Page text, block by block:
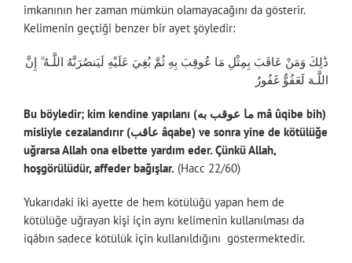
imkanının her zaman mümkün olamayacağını da gösterir.
Kelimenin geçtiği benzer bir ayet şöyledir:
ذَٰلِكَ وَمَنْ عَاقَبَ بِمِثْلِ مَا عُوقِبَ بِهِ ثُمَّ بُغِيَ عَلَيْهِ لَيَنصُرَنَّهُ اللَّـهُ ۗ إِنَّ
اللَّـهَ لَعَفُوٌّ غَفُورٌ
Bu böyledir; kim kendine yapılanı (ما عوقب به mâ ûqibe bih)
misliyle cezalandırır (عاقب âqabe) ve sonra yine de kötülüğe
uğrarsa Allah ona elbette yardım eder. Çünkü Allah,
hoşgörülüdür, affeder bağışlar. (Hacc 22/60)
Yukarıdaki iki ayette de hem kötülüğü yapan hem de
kötülüğe uğrayan kişi için aynı kelimenin kullanılması da
iqâbın sadece kötülük için kullanıldığını göstermektedir.